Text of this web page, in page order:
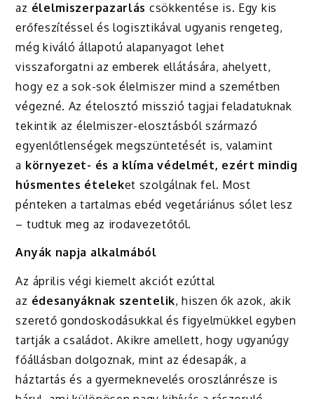
az élelmiszerpazarlás csökkentése is. Egy kis
erőfeszítéssel és logisztikával ugyanis rengeteg,
még kiváló állapotú alapanyagot lehet
visszaforgatni az emberek ellátására, ahelyett,
hogy ez a sok-sok élelmiszer mind a szemétben
végezné. Az ételosztó misszió tagjai feladatuknak
tekintik az élelmiszer-elosztásból származó
egyenlőtlenségek megszüntetését is, valamint
a környezet- és a klíma védelmét, ezért mindig
húsmentes ételeket szolgálnak fel. Most
pénteken a tartalmas ebéd vegetáriánus sólet lesz
– tudtuk meg az irodavezetőtől.
Anyák napja alkalmából
Az április végi kiemelt akciót ezúttal
az édesanyáknak szentelik, hiszen ők azok, akik
szerető gondoskodásukkal és figyelmükkel egyben
tartják a családot. Akikre amellett, hogy ugyanúgy
főállásban dolgoznak, mint az édesapák, a
háztartás és a gyermeknevelés oroszlánrésze is